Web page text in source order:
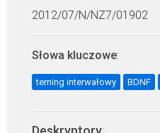
2012/07/N/NZ7/01902
Słowa kluczowe:
terning interwałowy BDNF